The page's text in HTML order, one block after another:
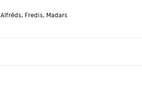
Alfrēds, Fredis, Madars